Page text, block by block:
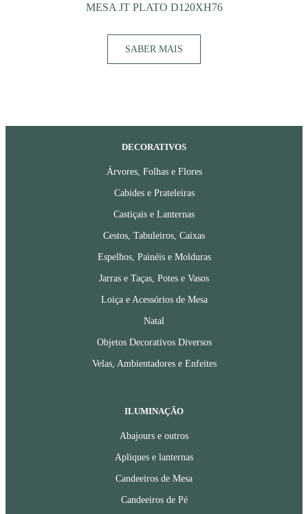
MESA JT PLATO D120XH76
SABER MAIS
DECORATIVOS
Árvores, Folhas e Flores
Cabides e Prateleiras
Castiçais e Lanternas
Cestos, Tabuleiros, Caixas
Espelhos, Painéis e Molduras
Jarras e Taças, Potes e Vasos
Loiça e Acessórios de Mesa
Natal
Objetos Decorativos Diversos
Velas, Ambientadores e Enfeites
ILUMINAÇÃO
Abajours e outros
Apliques e lanternas
Candeeiros de Mesa
Candeeiros de Pé